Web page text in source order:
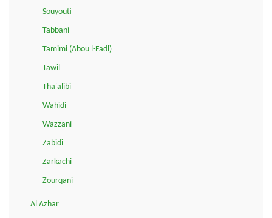
Souyouti
Tabbani
Tamimi (Abou l-Fadl)
Tawil
Tha'alibi
Wahidi
Wazzani
Zabidi
Zarkachi
Zourqani
Al Azhar